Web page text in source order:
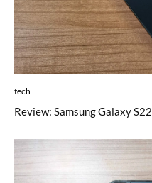
tech
Review: Samsung Galaxy S22